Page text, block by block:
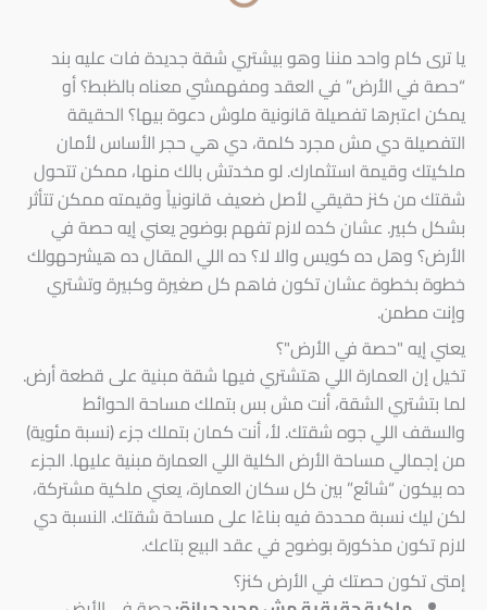
يا ترى كام واحد مننا وهو بيشتري شقة جديدة فات عليه بند
“حصة في الأرض” في العقد ومفهمشي معناه بالظبط؟ أو
يمكن اعتبرها تفصيلة قانونية ملوش دعوة بيها؟ الحقيقة
التفصيلة دي مش مجرد كلمة، دي هي حجر الأساس لأمان
ملكيتك وقيمة استثمارك. لو مخدتش بالك منها، ممكن تتحول
شقتك من كنز حقيقي لأصل ضعيف قانونياً وقيمته ممكن تتأثر
بشكل كبير. عشان كده لازم تفهم بوضوح يعني إيه حصة في
الأرض؟ وهل ده كويس والا لا؟ ده اللي المقال ده هيشرحهولك
خطوة بخطوة عشان تكون فاهم كل صغيرة وكبيرة وتشتري
وإنت مطمن.
يعني إيه "حصة في الأرض"؟
تخيل إن العمارة اللي هتشتري فيها شقة مبنية على قطعة أرض.
لما بتشتري الشقة، أنت مش بس بتملك مساحة الحوائط
والسقف اللي جوه شقتك. لأ، أنت كمان بتملك جزء (نسبة مئوية)
من إجمالي مساحة الأرض الكلية اللي العمارة مبنية عليها. الجزء
ده بيكون “شائع” بين كل سكان العمارة، يعني ملكية مشتركة،
لكن ليك نسبة محددة فيه بناءًا على مساحة شقتك. النسبة دي
لازم تكون مذكورة بوضوح في عقد البيع بتاعك.
إمتى تكون حصتك في الأرض كنز؟